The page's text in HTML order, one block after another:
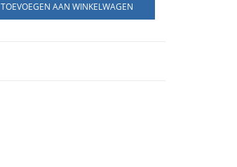
TOEVOEGEN AAN WINKELWAGEN